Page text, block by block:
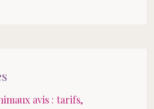
avis : tarifs,